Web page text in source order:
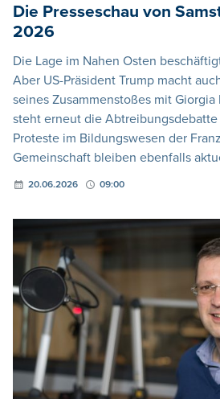
Die Presseschau von
2026
Die Lage im Nahen Osten
Aber US-Präsident Trump macht
seines Zusammenstoßes mit
steht erneut die
Proteste im Bildungswesen der
Gemeinschaft bleiben ebenfalls
20.06.2026 09:00